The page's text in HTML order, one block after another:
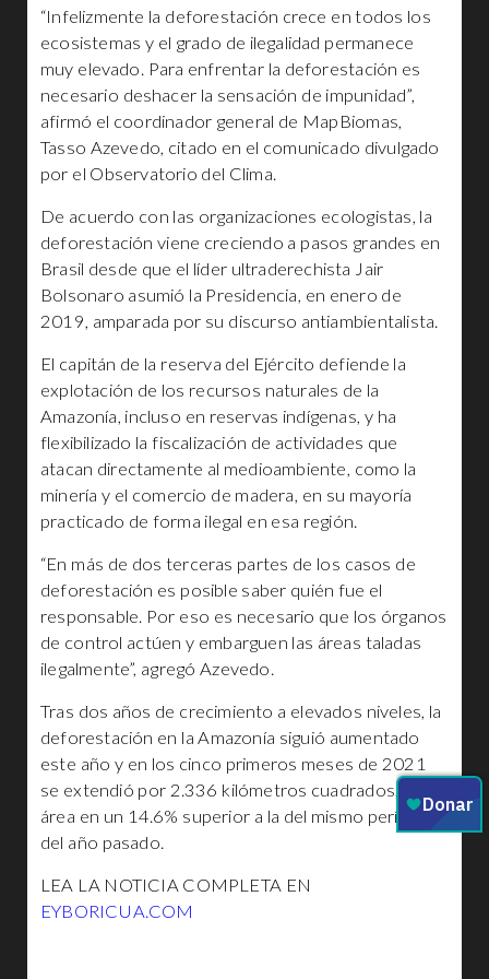
“Infelizmente la deforestación crece en todos los
ecosistemas y el grado de ilegalidad permanece
muy elevado. Para enfrentar la deforestación es
necesario deshacer la sensación de impunidad”,
afirmó el coordinador general de MapBiomas,
Tasso Azevedo, citado en el comunicado divulgado
por el Observatorio del Clima.
De acuerdo con las organizaciones ecologistas, la
deforestación viene creciendo a pasos grandes en
Brasil desde que el líder ultraderechista Jair
Bolsonaro asumió la Presidencia, en enero de
2019, amparada por su discurso antiambientalista.
El capitán de la reserva del Ejército defiende la
explotación de los recursos naturales de la
Amazonía, incluso en reservas indígenas, y ha
flexibilizado la fiscalización de actividades que
atacan directamente al medioambiente, como la
minería y el comercio de madera, en su mayoría
practicado de forma ilegal en esa región.
“En más de dos terceras partes de los casos de
deforestación es posible saber quién fue el
responsable. Por eso es necesario que los órganos
de control actúen y embarguen las áreas taladas
ilegalmente”, agregó Azevedo.
Tras dos años de crecimiento a elevados niveles, la
deforestación en la Amazonía siguió aumentado
este año y en los cinco primeros meses de 2021
se extendió por 2.336 kilómetros cuadrados, un
área en un 14.6% superior a la del mismo período
del año pasado.
LEA LA NOTICIA COMPLETA EN
EYBORICUA.COM